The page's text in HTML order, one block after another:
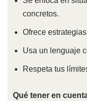
concretos.
Ofrece
Usa un lenguaje
Respeta tus
Qué tener en